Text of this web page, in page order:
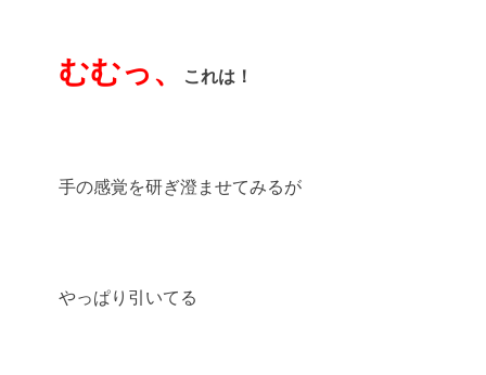
むむっ、 これは！
手の感覚を研ぎ澄ませてみるが
やっぱり引いてる